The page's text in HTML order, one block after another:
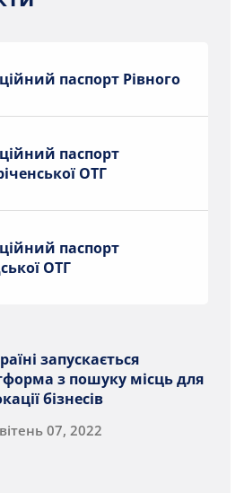
паспорт Рівного
паспорт
ОТГ
паспорт
ОТГ
запускається
з пошуку місць для
бізнесів
07, 2022